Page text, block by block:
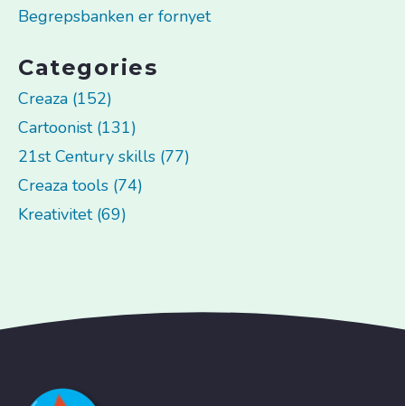
Begrepsbanken er fornyet
Categories
Creaza (152)
Cartoonist (131)
21st Century skills (77)
Creaza tools (74)
Kreativitet (69)